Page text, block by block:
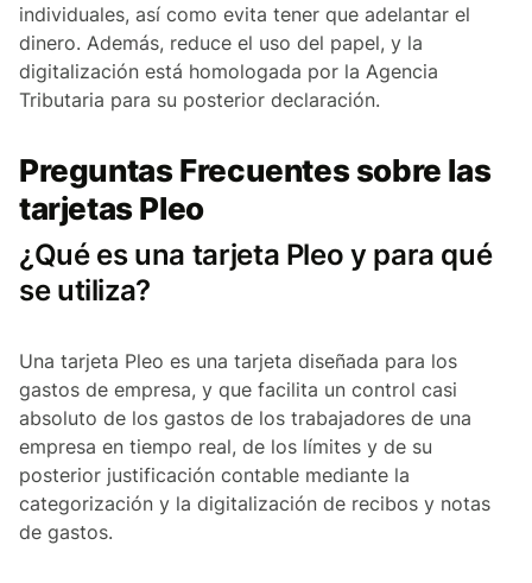
individuales, así como evita tener que adelantar el
dinero. Además, reduce el uso del papel, y la
digitalización está homologada por la Agencia
Tributaria para su posterior declaración.
Preguntas Frecuentes sobre las
tarjetas Pleo
¿Qué es una tarjeta Pleo y para qué
se utiliza?
Una tarjeta Pleo es una tarjeta diseñada para los
gastos de empresa, y que facilita un control casi
absoluto de los gastos de los trabajadores de una
empresa en tiempo real, de los límites y de su
posterior justificación contable mediante la
categorización y la digitalización de recibos y notas
de gastos.